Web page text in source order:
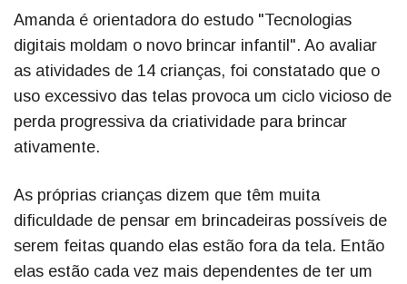
Amanda é orientadora do estudo "Tecnologias
digitais moldam o novo brincar infantil". Ao avaliar
as atividades de 14 crianças, foi constatado que o
uso excessivo das telas provoca um ciclo vicioso de
perda progressiva da criatividade para brincar
ativamente.
As próprias crianças dizem que têm muita
dificuldade de pensar em brincadeiras possíveis de
serem feitas quando elas estão fora da tela. Então
elas estão cada vez mais dependentes de ter um